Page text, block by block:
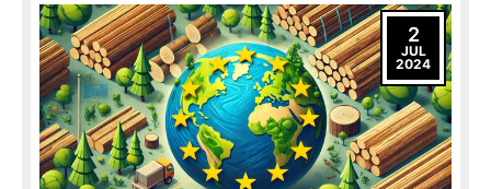
2
JUL
2024